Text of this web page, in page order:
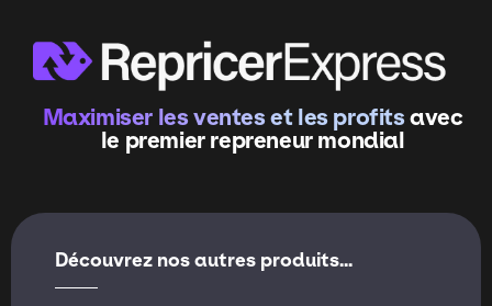
Maximiser les ventes et les profitsavec
le premier repreneur mondial
Découvrez nos autres produits...